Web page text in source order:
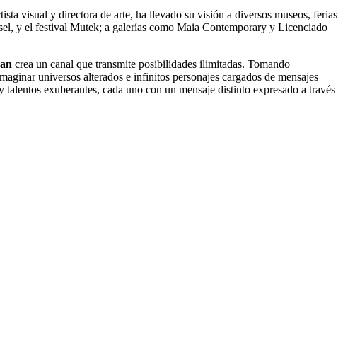
visual y directora de arte, ha llevado su visión a diversos museos, ferias
y el festival Mutek; a galerías como Maia Contemporary y Licenciado
crea un canal que transmite posibilidades ilimitadas. Tomando
universos alterados e infinitos personajes cargados de mensajes
exuberantes, cada uno con un mensaje distinto expresado a través